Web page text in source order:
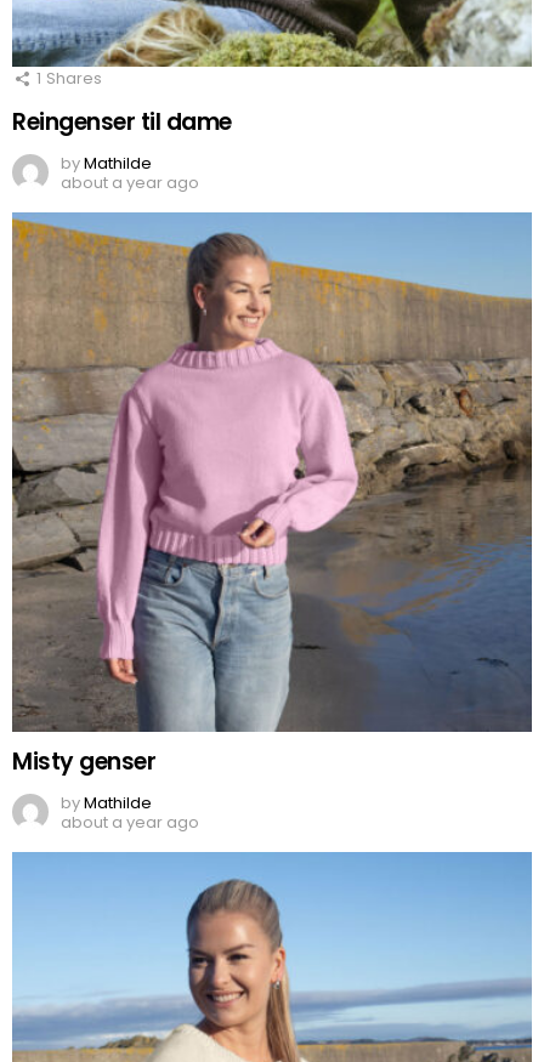
1 Shares
Reingenser til dame
byMathilde
about a year ago
Misty genser
byMathilde
about a year ago